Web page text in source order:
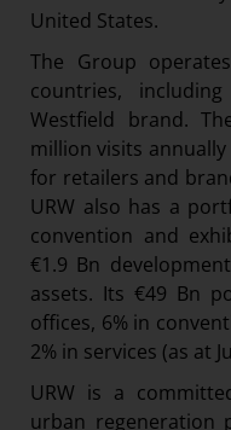
United States.
The Group
countries,
Westfield brand.
million visits
for retailers and
URW also has a
convention and
€1.9 Bn
assets. Its €49 Bn
offices, 6% in
2% in services (as at
URW is a
urban regeneration